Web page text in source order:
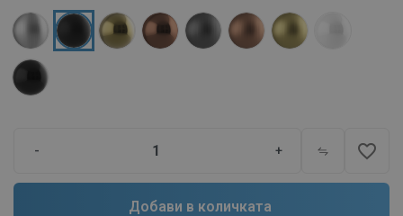
- + favorite_border
Добави в количката